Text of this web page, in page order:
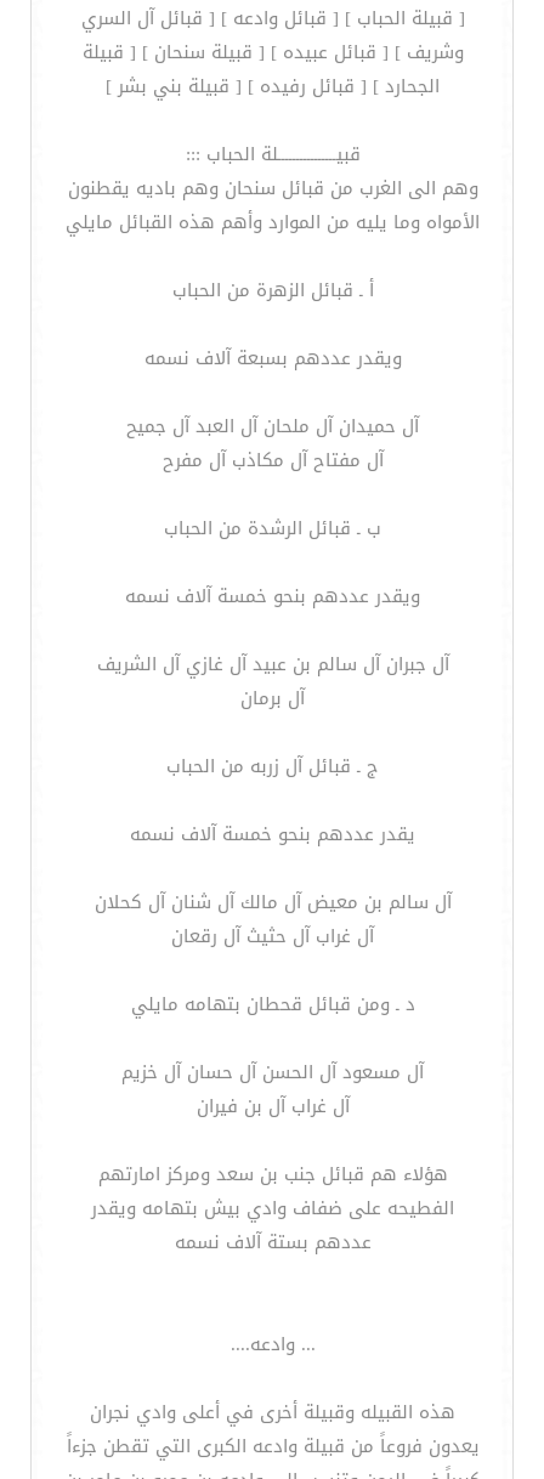
[ قبيلة الحباب ] [ قبائل وادعه ] [ قبائل آل السري
وشريف ] [ قبائل عبيده ] [ قبيلة سنحان ] [ قبيلة
الجحارد ] [ قبائل رفيده ] [ قبيلة بني بشر ]
قبيــــــــــــــــلة الحباب :::
وهم الى الغرب من قبائل سنحان وهم باديه يقطنون
الأمواه وما يليه من الموارد وأهم هذه القبائل مايلي
أ ـ قبائل الزهرة من الحباب
ويقدر عددهم بسبعة آلاف نسمه
آل حميدان آل ملحان آل العبد آل جميح
آل مفتاح آل مكاذب آل مفرح
ب ـ قبائل الرشدة من الحباب
ويقدر عددهم بنحو خمسة آلاف نسمه
آل جبران آل سالم بن عبيد آل غازي آل الشريف
آل برمان
ج ـ قبائل آل زربه من الحباب
يقدر عددهم بنحو خمسة آلاف نسمه
آل سالم بن معيض آل مالك آل شنان آل كحلان
آل غراب آل حثيث آل رقعان
د ـ ومن قبائل قحطان بتهامه مايلي
آل مسعود آل الحسن آل حسان آل خزيم
آل غراب آل بن فيران
هؤلاء هم قبائل جنب بن سعد ومركز امارتهم
الفطيحه على ضفاف وادي بيش بتهامه ويقدر
عددهم بستة آلاف نسمه
... وادعه....
هذه القبيله وقبيلة أخرى في أعلى وادي نجران
يعدون فروعاً من قبيلة وادعه الكبرى التي تقطن جزءاً